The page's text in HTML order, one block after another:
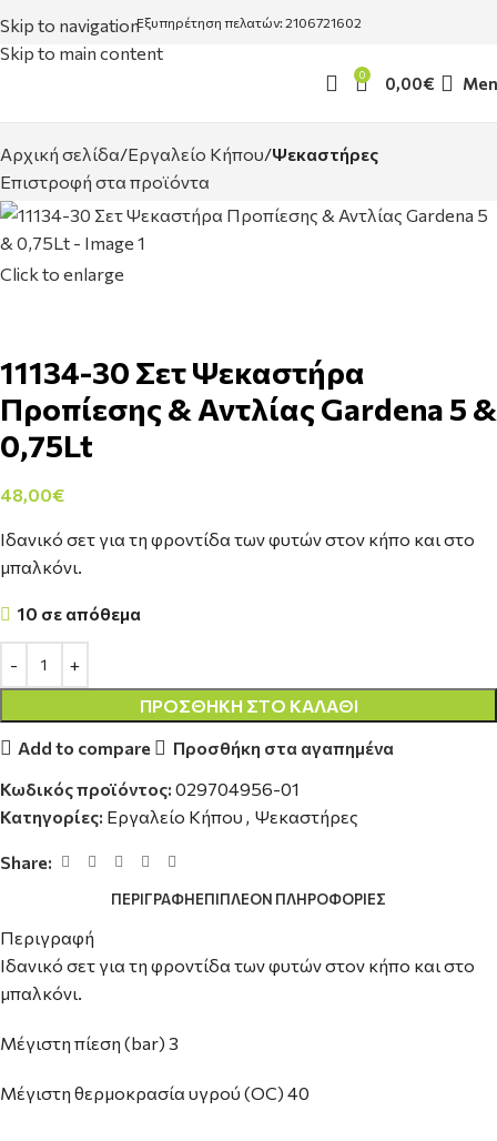
Skip to navigation
Skip to main content
Εξυπηρέτηση πελατών: 2106721602
0 0,00€
Αρχική σελίδα Εργαλείο Κήπου Ψεκαστήρες
Επιστροφή στα προϊόντα
Click to enlarge
11134-30 Σετ Ψεκαστήρα
Προπίεσης & Αντλίας Gardena 5 &
0,75Lt
48,00€
Ιδανικό σετ για τη φροντίδα των φυτών στον κήπο και στο
μπαλκόνι.
10 σε απόθεμα
ΠΡΟΣΘΉΚΗ ΣΤΟ ΚΑΛΆΘΙ
Add to compare
Προσθήκη στα αγαπημένα
Κωδικός προϊόντος: 029704956-01
Κατηγορίες: Εργαλείο Κήπου , Ψεκαστήρες
Share:
ΠΕΡΙΓΡΑΦΉΕΠΙΠΛΈΟΝ ΠΛΗΡΟΦΟΡΊΕΣ
Περιγραφή
Ιδανικό σετ για τη φροντίδα των φυτών στον κήπο και στο
μπαλκόνι.
Μέγιστη πίεση (bar) 3
Μέγιστη θερμοκρασία υγρού (OC) 40